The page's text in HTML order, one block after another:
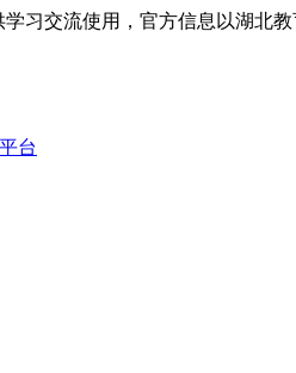
习交流使用，官方信息以湖北教
台